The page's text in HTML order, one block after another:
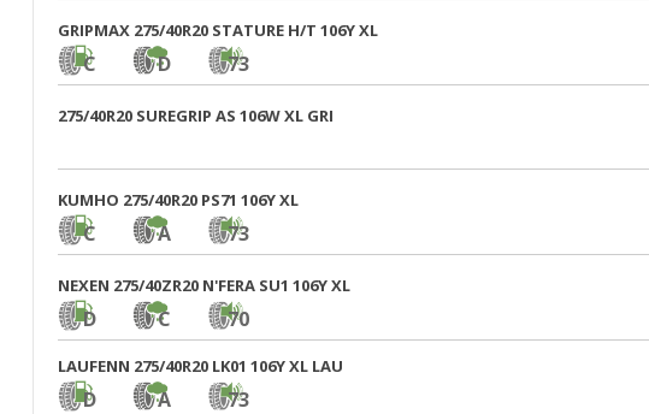
GRIPMAX 275/40R20 STATURE H/T 106Y XL
C D 73
275/40R20 SUREGRIP AS 106W XL GRI
KUMHO 275/40R20 PS71 106Y XL
C A 73
NEXEN 275/40ZR20 N'FERA SU1 106Y XL
D C 70
LAUFENN 275/40R20 LK01 106Y XL LAU
D A 73